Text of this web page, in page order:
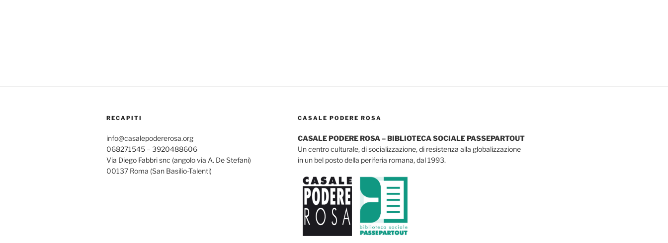
RECAPITI
info@casalepodererosa.org
068271545 – 3920488606
Via Diego Fabbri snc (angolo via A. De Stefani)
00137 Roma (San Basilio-Talenti)
CASALE PODERE ROSA
CASALE PODERE ROSA – BIBLIOTECA SOCIALE PASSEPARTOUT
Un centro culturale, di socializzazione, di resistenza alla globalizzazione
in un bel posto della periferia romana, dal 1993.